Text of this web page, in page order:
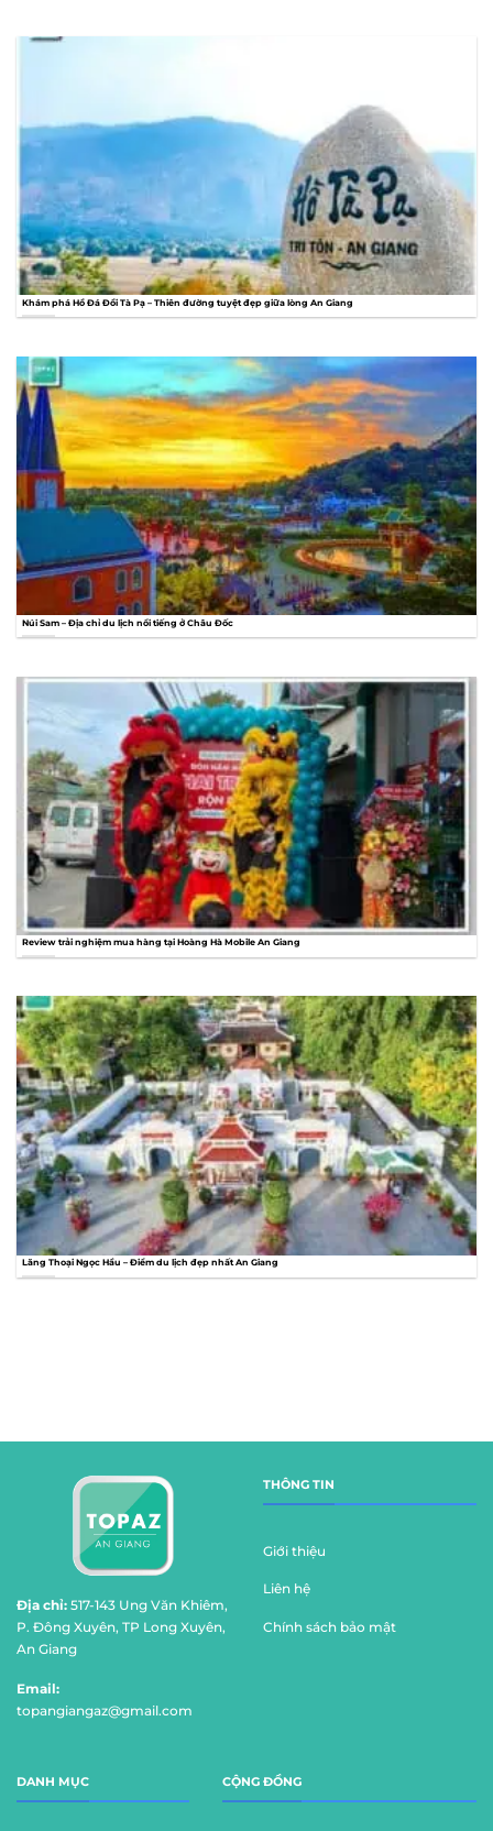
Khám phá Hồ Đá Đồi Tà Pạ – Thiên đường tuyệt đẹp giữa lòng An Giang
Núi Sam – Địa chỉ du lịch nổi tiếng ở Châu Đốc
Review trải nghiệm mua hàng tại Hoàng Hà Mobile An Giang
Lăng Thoại Ngọc Hầu – Điểm du lịch đẹp nhất An Giang
Địa chỉ: 517-143 Ung Văn Khiêm,
P. Đông Xuyên, TP Long Xuyên,
An Giang
Email:
topangiangaz@gmail.com
THÔNG TIN
Giới thiệu
Liên hệ
Chính sách bảo mật
DANH MỤC CỘNG ĐỒNG